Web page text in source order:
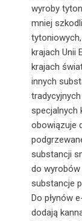
wyroby
mniej
krajach Unii
krajach
innych
specjalnych
obowiązuje
substancji
do wyrobów
substancje
Do płynów
dodają